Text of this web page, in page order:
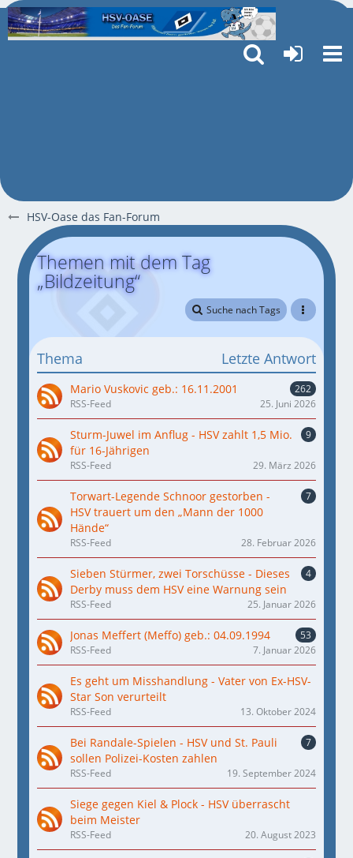
HSV-Oase das Fan-Forum
Themen mit dem Tag
„Bildzeitung“
Suche nach Tags
Thema Letzte Antwort
Mario Vuskovic geb.: 16.11.2001
262
RSS-Feed
25. Juni 2026
Sturm-Juwel im Anflug - HSV zahlt 1,5 Mio.
für 16-Jährigen
9
RSS-Feed 29. März 2026
Torwart-Legende Schnoor gestorben -
HSV trauert um den „Mann der 1000
Hände“
7
RSS-Feed 28. Februar 2026
Sieben Stürmer, zwei Torschüsse - Dieses
Derby muss dem HSV eine Warnung sein
4
RSS-Feed 25. Januar 2026
Jonas Meffert (Meffo) geb.: 04.09.1994
53
RSS-Feed
7. Januar 2026
Es geht um Misshandlung - Vater von Ex-HSV-
Star Son verurteilt
RSS-Feed 13. Oktober 2024
Bei Randale-Spielen - HSV und St. Pauli
sollen Polizei-Kosten zahlen
7
RSS-Feed 19. September 2024
Siege gegen Kiel & Plock - HSV überrascht
beim Meister
RSS-Feed 20. August 2023